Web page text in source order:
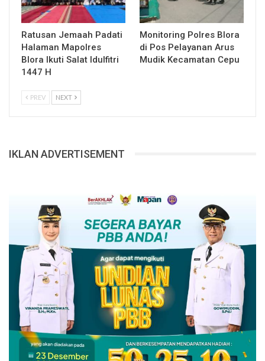
Ratusan Jemaah Padati
Halaman Mapolres
Blora Ikuti Salat Idulfitri
1447 H
Monitoring Polres Blora
di Pos Pelayanan Arus
Mudik Kecamatan Cepu
PREV NEXT
IKLAN ADVERTISEMENT